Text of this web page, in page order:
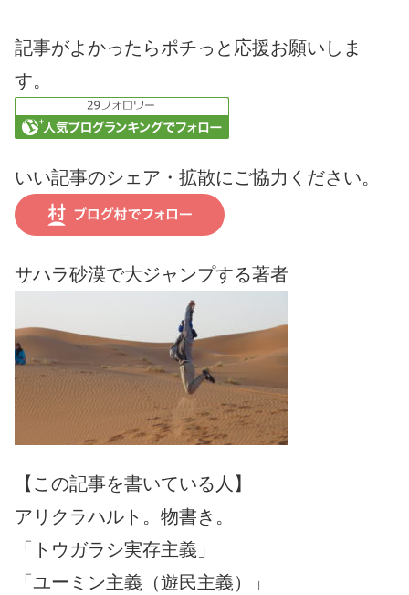
記事がよかったらポチっと応援お願いしま
す。
いい記事のシェア・拡散にご協力ください。
サハラ砂漠で大ジャンプする著者
【この記事を書いている人】
アリクラハルト。物書き。
「トウガラシ実存主義」
「ユーミン主義（遊民主義）」